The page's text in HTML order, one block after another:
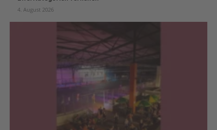
4. August 2026